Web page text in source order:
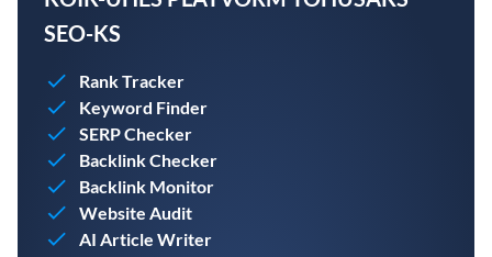
SEO-KS
Rank Tracker
Keyword Finder
SERP Checker
Backlink Checker
Backlink Monitor
Website Audit
AI Article Writer